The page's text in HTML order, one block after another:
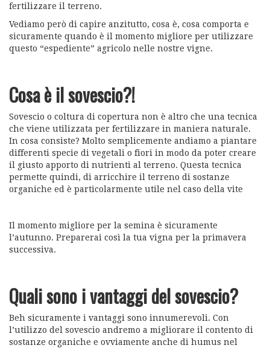
fertilizzare il terreno.
Vediamo però di capire anzitutto, cosa è, cosa comporta e
sicuramente quando è il momento migliore per utilizzare
questo “espediente” agricolo nelle nostre vigne.
Cosa è il sovescio?!
Sovescio o coltura di copertura non è altro che una tecnica
che viene utilizzata per fertilizzare in maniera naturale.
In cosa consiste? Molto semplicemente andiamo a piantare
differenti specie di vegetali o fiori in modo da poter creare
il giusto apporto di nutrienti al terreno. Questa tecnica
permette quindi, di arricchire il terreno di sostanze
organiche ed è particolarmente utile nel caso della vite
Il momento migliore per la semina è sicuramente
l’autunno. Preparerai così la tua vigna per la primavera
successiva.
Quali sono i vantaggi del sovescio?
Beh sicuramente i vantaggi sono innumerevoli. Con
l’utilizzo del sovescio andremo a migliorare il contento di
sostanze organiche e ovviamente anche di humus nel